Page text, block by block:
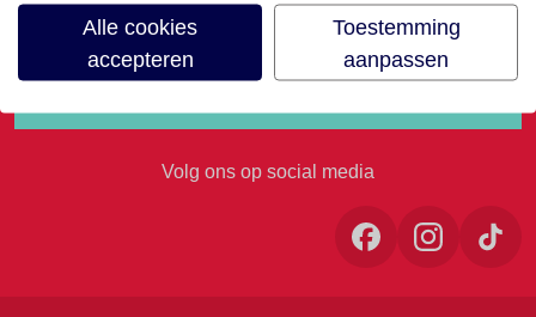
Volg ons op social media
Alle cookies
accepteren
Toestemming
aanpassen